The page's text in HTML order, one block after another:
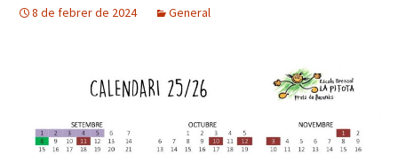
8 de febrer de 2024 General